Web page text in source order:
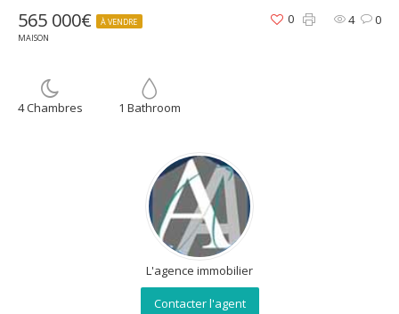
565 000€
À VENDRE
MAISON
4 0
0
4 Chambres 1 Bathroom
L'agence immobilier
Contacter l'agent